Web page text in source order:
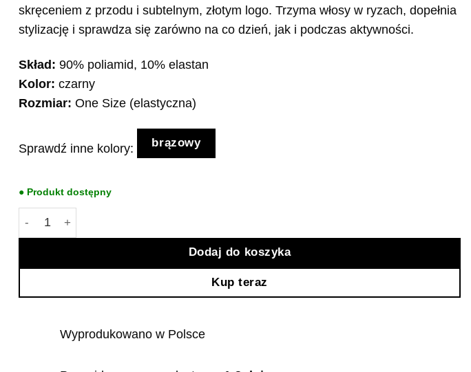
skręceniem z przodu i subtelnym, złotym logo. Trzyma włosy w ryzach, dopełnia
stylizację i sprawdza się zarówno na co dzień, jak i podczas aktywności.
Skład: 90% poliamid, 10% elastan
Kolor: czarny
Rozmiar: One Size (elastyczna)
Sprawdź inne kolory: brązowy
● Produkt dostępny
ilość Czarna opaska LoveYa
Dodaj do koszyka
Kup teraz
Wyprodukowano w Polsce